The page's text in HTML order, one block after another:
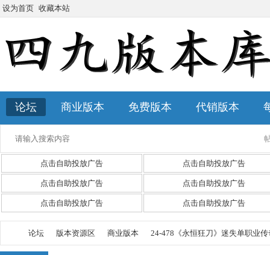
设为首页 收藏本站
论坛 商业版本 免费版本 代销版本
点击自助投放广告 点击自助投放广告
点击自助投放广告 点击自助投放广告
点击自助投放广告 点击自助投放广告
论坛 版本资源区 商业版本 24-478《永恒狂刀》迷失单职业